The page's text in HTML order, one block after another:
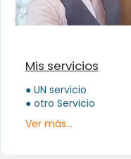
Mis servicios
● UN servicio
● otro Servicio
Ver más...